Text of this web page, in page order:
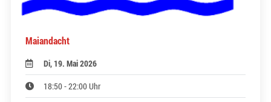
Maiandacht
Di, 19. Mai 2026
18:50 - 22:00 Uhr